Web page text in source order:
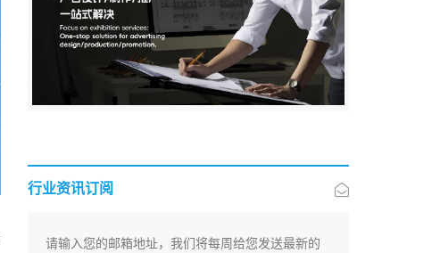
行业资讯订阅
请输入您的邮箱地址，我们将每周给您发送最新的